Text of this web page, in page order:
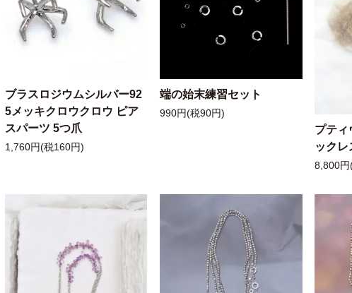
ブラスロジウムシルバー92
5メッキクロウクロウ ピア
スパーツ 5つ爪
1,760円(税160円)
端の始末練習セット
990円(税90円)
プティ
ックレ
8,800